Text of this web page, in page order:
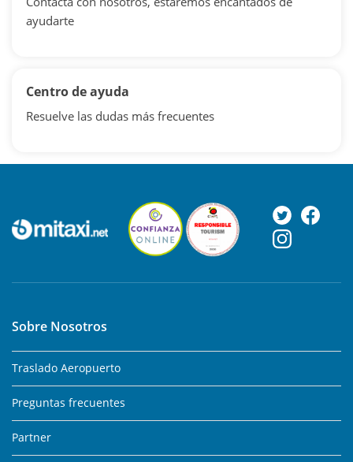
ayudarte
Centro de ayuda
Resuelve las dudas más frecuentes
Sobre Nosotros
Traslado Aeropuerto
Preguntas frecuentes
Partner